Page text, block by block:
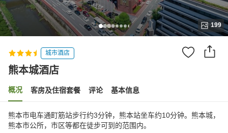
199
城市酒店
熊本城酒店
概况 客房及住宿套餐 评论 基本信息
熊本市电车通町筋站步行约3分钟，熊本站坐车约10分钟。熊本城，
熊本市公所，市区等都在徒步可到的范围内。